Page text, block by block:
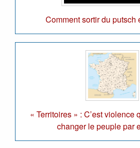
Comment sortir du putsch
« Territoires » : C’est violence
changer le peuple par